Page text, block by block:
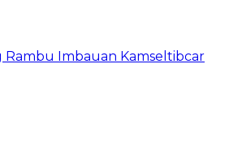
Rambu Imbauan Kamseltibcar